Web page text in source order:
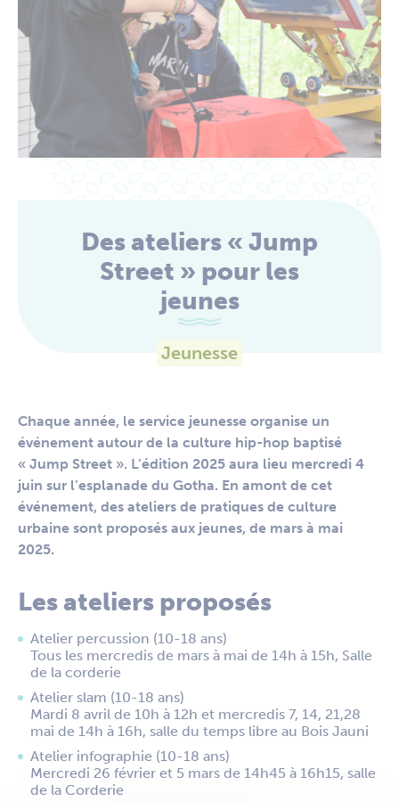
Des ateliers « Jump
Street » pour les
jeunes
Jeunesse
Chaque année, le service jeunesse organise un
événement autour de la culture hip-hop baptisé
« Jump Street ». L’édition 2025 aura lieu mercredi 4
juin sur l’esplanade du Gotha. En amont de cet
événement, des ateliers de pratiques de culture
urbaine sont proposés aux jeunes, de mars à mai
2025.
Les ateliers proposés
Atelier percussion (10-18 ans)
Tous les mercredis de mars à mai de 14h à 15h, Salle
de la corderie
Atelier slam (10-18 ans)
Mardi 8 avril de 10h à 12h et mercredis 7, 14, 21,28
mai de 14h à 16h, salle du temps libre au Bois Jauni
Atelier infographie (10-18 ans)
Mercredi 26 février et 5 mars de 14h45 à 16h15, salle
de la Corderie